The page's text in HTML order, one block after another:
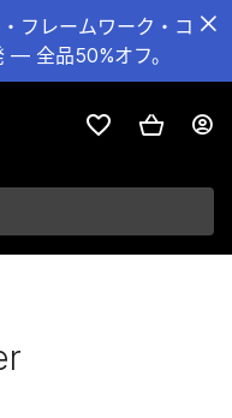
フレームワーク・コ
— 全品50%オフ。